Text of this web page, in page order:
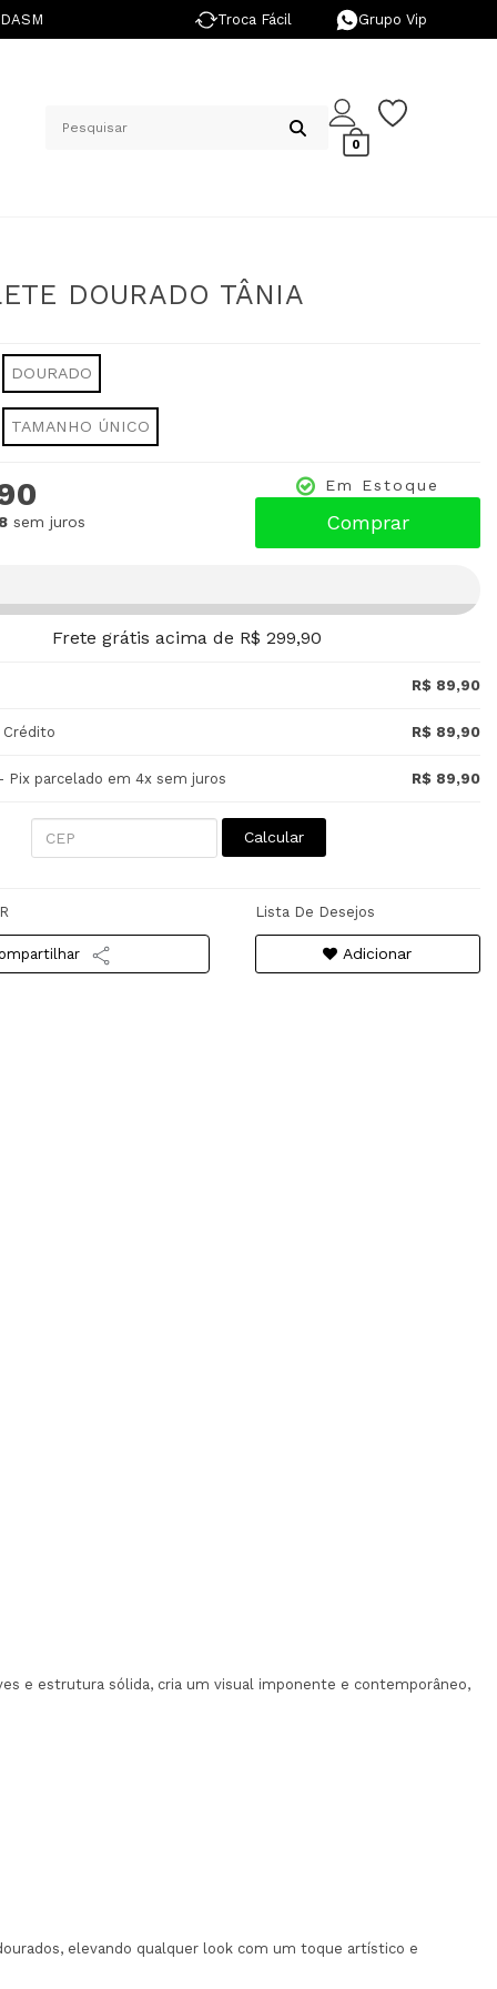
Troca Fácil Grupo Vip
0
DOURADO TÂNIA
DOURADO
TAMANHO ÚNICO
sem juros
Em Estoque
Comprar
Frete grátis acima de R$ 299,90
R$ 89,90
Crédito R$ 89,90
Pix parcelado em 4x sem juros R$ 89,90
Calcular
Lista De Desejos
Adicionar
e estrutura sólida, cria um visual imponente e contemporâneo,
elevando qualquer look com um toque artístico e